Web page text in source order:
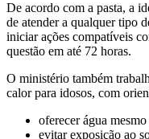
De acordo com a pasta, a
de atender a qualquer tipo
iniciar ações compatíveis
questão em até 72 horas.
O ministério também
calor para idosos, com
oferecer água mesmo
evitar exposição ao